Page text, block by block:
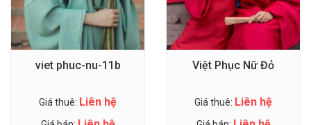
viet phuc-nu-11b
Giá thuê: Liên hệ
Việt Phục Nữ Đỏ
Giá thuê: Liên hệ